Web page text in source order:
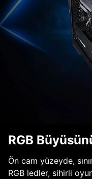
RGB
Ön cam yüzeyde,
RGB ledler, sihirli